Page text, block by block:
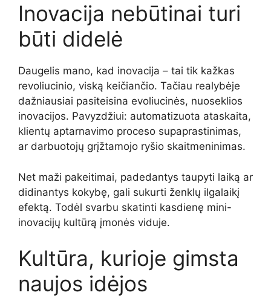
Inovacija nebūtinai turi
būti didelė
Daugelis mano, kad inovacija – tai tik kažkas
revoliucinio, viską keičiančio. Tačiau realybėje
dažniausiai pasiteisina evoliucinės, nuoseklios
inovacijos. Pavyzdžiui: automatizuota ataskaita,
klientų aptarnavimo proceso supaprastinimas,
ar darbuotojų grįžtamojo ryšio skaitmeninimas.
Net maži pakeitimai, padedantys taupyti laiką ar
didinantys kokybę, gali sukurti ženklų ilgalaikį
efektą. Todėl svarbu skatinti kasdienę mini-
inovacijų kultūrą įmonės viduje.
Kultūra, kurioje gimsta
naujos idėjos